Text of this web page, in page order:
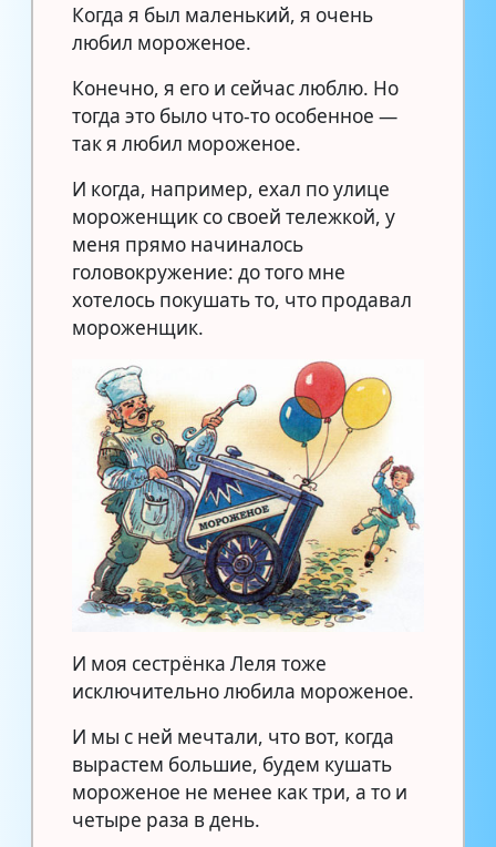
Когда я был маленький, я очень
любил мороженое.
Конечно, я его и сейчас люблю. Но
тогда это было что-то особенное —
так я любил мороженое.
И когда, например, ехал по улице
мороженщик со своей тележкой, у
меня прямо начиналось
головокружение: до того мне
хотелось покушать то, что продавал
мороженщик.
И моя сестрёнка Леля тоже
исключительно любила мороженое.
И мы с ней мечтали, что вот, когда
вырастем большие, будем кушать
мороженое не менее как три, а то и
четыре раза в день.